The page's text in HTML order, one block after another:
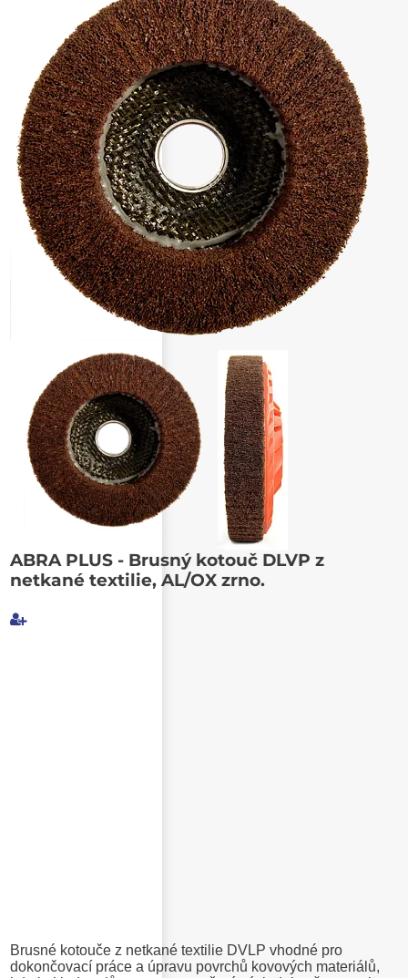
ABRA PLUS - Brusný kotouč DLVP z
netkané textilie, AL/OX zrno.
Poslat známému
Brusné kotouče z netkané textilie DVLP vhodné pro
dokončovací práce a úpravu povrchů kovových materiálů,